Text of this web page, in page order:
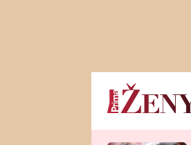
Horoskopy